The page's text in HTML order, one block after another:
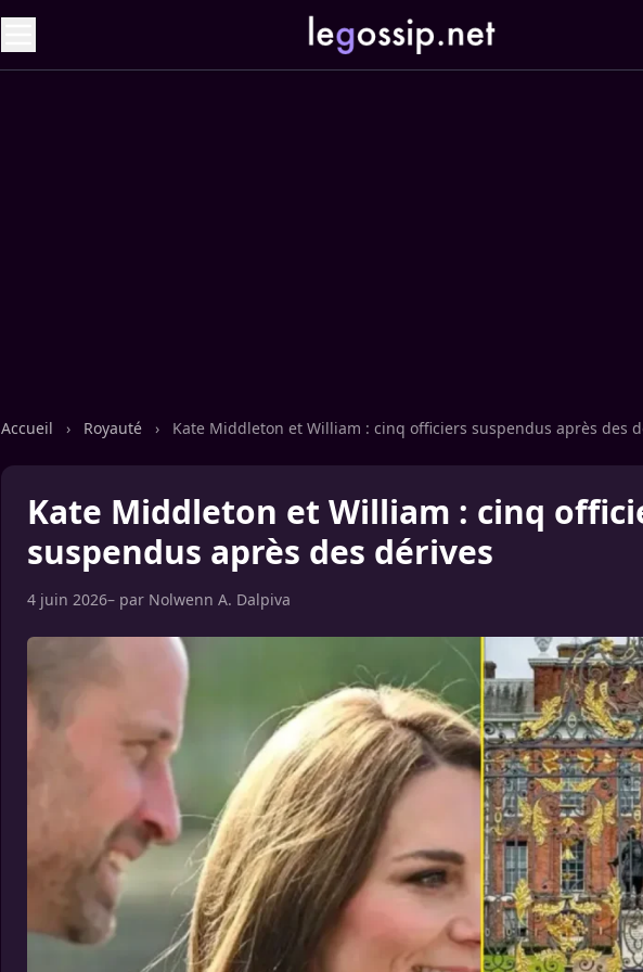
Accueil › Royauté › Kate Middleton et William : cinq officiers suspendus après des
Kate Middleton et William : cinq
suspendus après des dérives
4 juin 2026– par Nolwenn A. Dalpiva